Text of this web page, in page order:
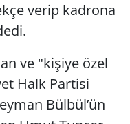
verip kadrona
ve "kişiye özel
Halk Partisi
Bülbül’ün